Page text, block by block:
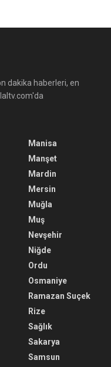
dakika haberleri, en
Manisa
Manşet
Mardin
Mersin
Muğla
Muş
Nevşehir
Niğde
Ordu
Osmaniye
Ramazan Suçek
Rize
Sağlık
Sakarya
Samsun